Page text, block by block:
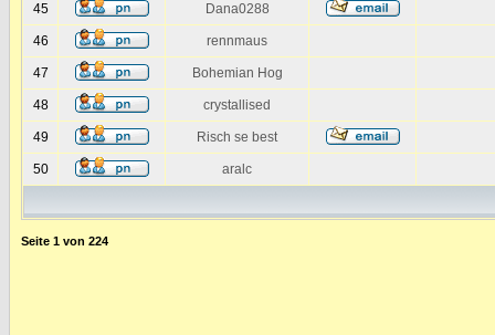
45 Dana0288
46 rennmaus
47 Bohemian Hog
48 crystallised
49 Risch se best
50 aralc
Seite 1 von 224